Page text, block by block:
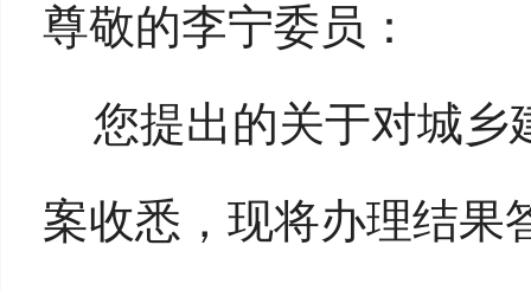
尊敬的李宁委员：
您提出的关于对城乡
案收悉，现将办理结果